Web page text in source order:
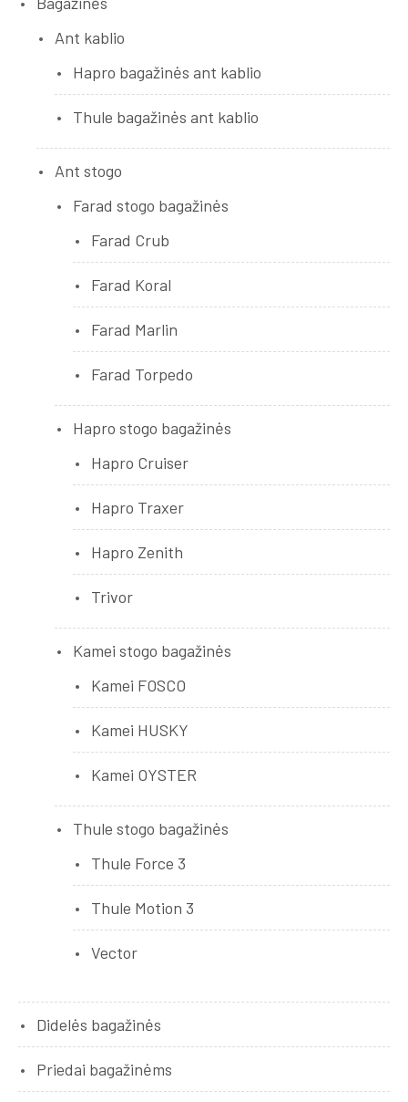
Ant kablio
Hapro bagažinės ant kablio
Thule bagažinės ant kablio
Ant stogo
Farad stogo bagažinės
Farad Crub
Farad Koral
Farad Marlin
Farad Torpedo
Hapro stogo bagažinės
Hapro Cruiser
Hapro Traxer
Hapro Zenith
Trivor
Kamei stogo bagažinės
Kamei FOSCO
Kamei HUSKY
Kamei OYSTER
Thule stogo bagažinės
Thule Force 3
Thule Motion 3
Vector
Didelės bagažinės
Priedai bagažinėms